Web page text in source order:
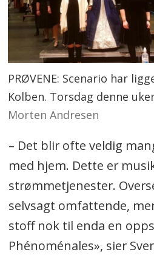
PRØVENE: Scenario har
Kolben. Torsdag denne
Morten Andresen
– Det blir ofte veldig
med hjem. Dette er
strømmetjenester.
selvsagt omfattende,
stoff nok til enda en
Phénoménales», sier